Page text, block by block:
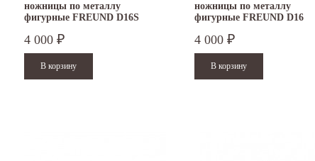
ножницы по металлу
фигурные FREUND D16S
4 000 ₽
ножницы по металлу
фигурные FREUND D16
4 000 ₽